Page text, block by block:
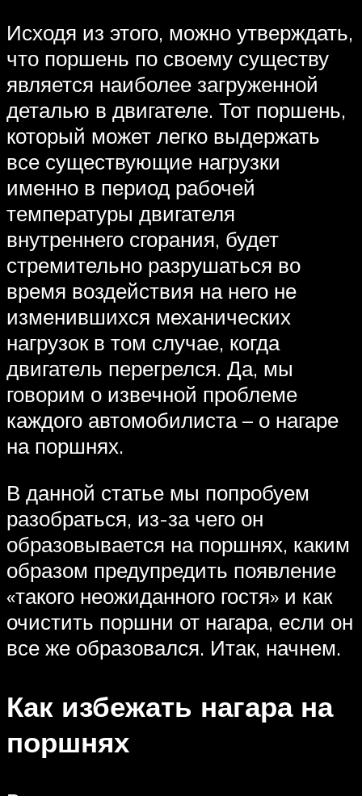
Исходя из этого, можно утверждать,
что поршень по своему существу
является наиболее загруженной
деталью в двигателе. Тот поршень,
который может легко выдержать
все существующие нагрузки
именно в период рабочей
температуры двигателя
внутреннего сгорания, будет
стремительно разрушаться во
время воздействия на него не
изменившихся механических
нагрузок в том случае, когда
двигатель перегрелся. Да, мы
говорим о извечной проблеме
каждого автомобилиста – о нагаре
на поршнях.
В данной статье мы попробуем
разобраться, из-за чего он
образовывается на поршнях, каким
образом предупредить появление
«такого неожиданного гостя» и как
очистить поршни от нагара, если он
все же образовался. Итак, начнем.
Как избежать нагара на
поршнях